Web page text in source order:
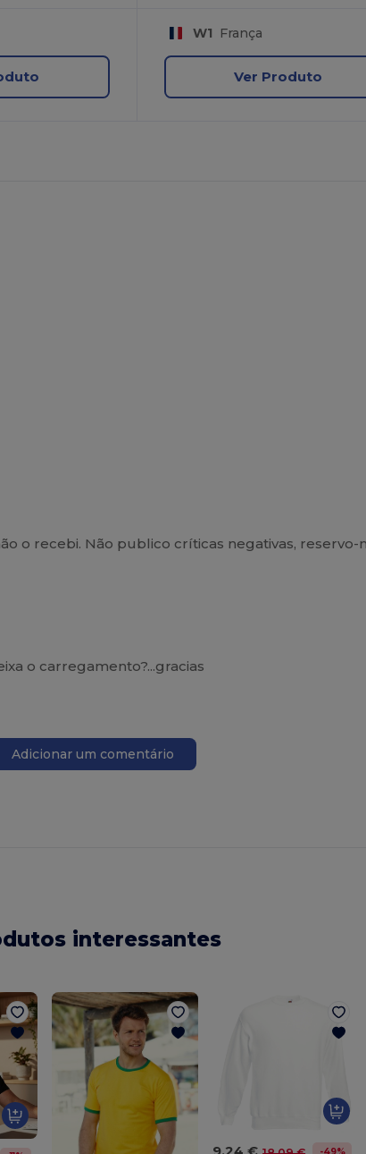
W1 França
Ver Produto
o recebi. Não publico críticas negativas,
o carregamento?...gracias
Adicionar um comentário
interessantes
-49%